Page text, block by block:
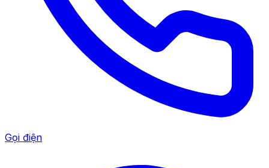
Gọi điện